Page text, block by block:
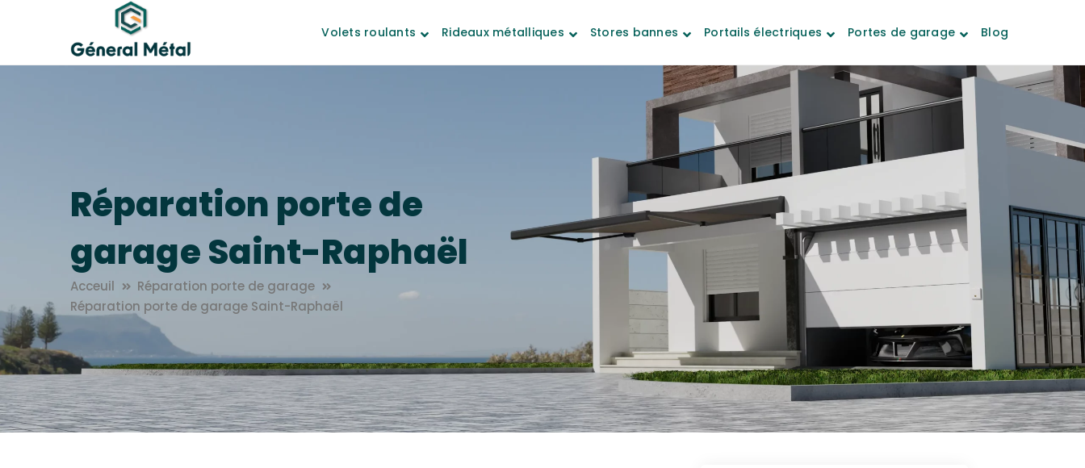
Volets roulants Rideaux métalliques Stores bannes Portails électriques Portes de garage Blog
Réparation porte de
garage Saint-Raphaël
Acceuil
Réparation porte de garage
Réparation porte de garage Saint-Raphaël